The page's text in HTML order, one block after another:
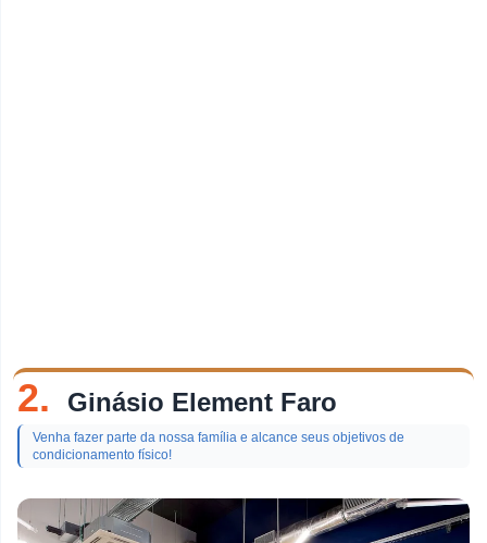
2. Ginásio Element Faro
Venha fazer parte da nossa família e alcance seus objetivos de
condicionamento físico!